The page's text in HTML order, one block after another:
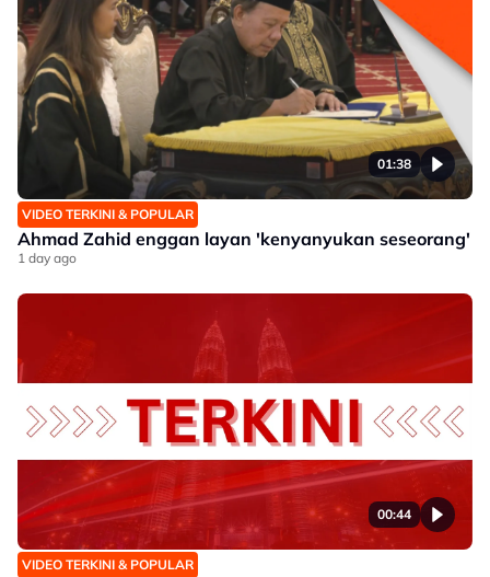
01:38
VIDEO TERKINI & POPULAR
Ahmad Zahid enggan layan 'kenyanyukan seseorang'
1 day ago
00:44
VIDEO TERKINI & POPULAR